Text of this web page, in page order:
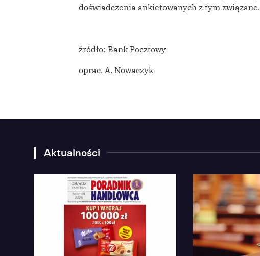
doświadczenia ankietowanych z tym związane.
źródło: Bank Pocztowy
oprac. A. Nowaczyk
Aktualności